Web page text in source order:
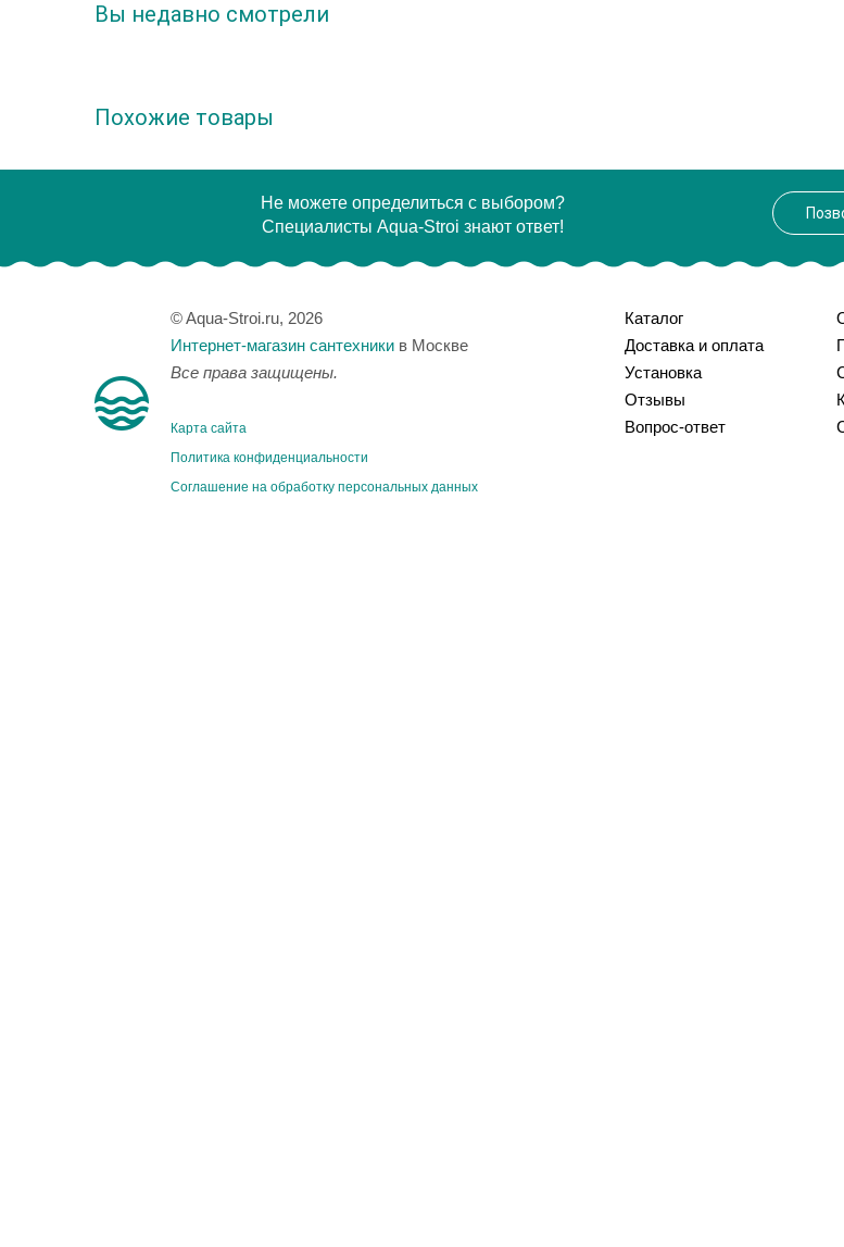
Вы недавно смотрели
Похожие товары
Не можете определиться с выбором?
Специалисты Aqua-Stroi знают ответ!
© Aqua-Stroi.ru, 2026
Интернет-магазин сантехники в Москве
Все права защищены.
Карта сайта
Политика конфиденциальности
Соглашение на обработку персональных данных
Каталог
Доставка и оплата
Установка
Отзывы
Вопрос-ответ